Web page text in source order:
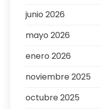
junio 2026
mayo 2026
enero 2026
noviembre 2025
octubre 2025